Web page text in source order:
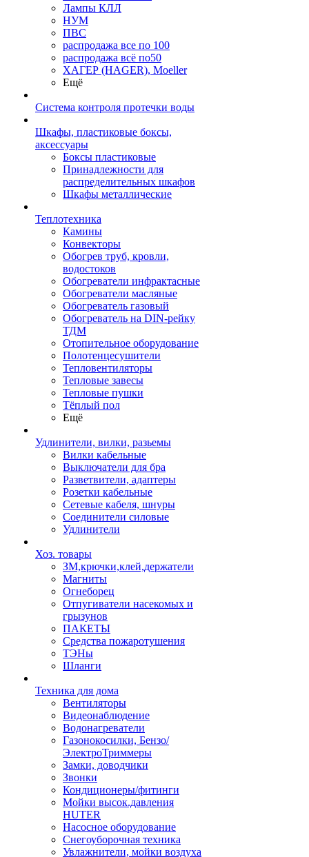
Лампы КЛЛ
НУМ
ПВС
распродажа все по 100
распродажа всё по50
ХАГЕР (HAGER), Moeller
Ещё
Система контроля протечки воды
Шкафы, пластиковые боксы,
аксессуары
Боксы пластиковые
Принадлежности для
распределительных шкафов
Шкафы металлические
Теплотехника
Камины
Конвекторы
Обогрев труб, кровли,
водостоков
Обогреватели инфрактасные
Обогреватели масляные
Обогреватель газовый
Обогреватель на DIN-рейку
ТДМ
Отопительное оборудование
Полотенцесушители
Тепловентиляторы
Тепловые завесы
Тепловые пушки
Тёплый пол
Ещё
Удлинители, вилки, разьемы
Вилки кабельные
Выключатели для бра
Разветвители, адаптеры
Розетки кабельные
Сетевые кабеля, шнуры
Соединители силовые
Удлинители
Хоз. товары
ЗМ,крючки,клей,держатели
Магниты
Огнеборец
Отпугиватели насекомых и
грызунов
ПАКЕТЫ
Средства пожаротушения
ТЭНы
Шланги
Техника для дома
Вентиляторы
Видеонаблюдение
Водонагреватели
Газонокосилки, Бензо/
ЭлектроТриммеры
Замки, доводчики
Звонки
Кондиционеры/фитинги
Мойки высок.давления
HUTER
Насосное оборудование
Снегоуборочная техника
Увлажнители, мойки воздуха